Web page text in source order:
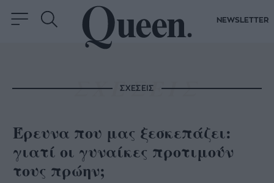
NEWSLETTER
ΣΧΕΣΕΙΣ
Έρευνα που μας ξεσκεπάζει:
γιατί οι γυναίκες προτιμούν
τους πρώην;